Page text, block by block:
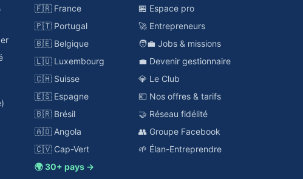
🇫🇷 France
🇵🇹 Portugal
🇧🇪 Belgique
🇱🇺 Luxembourg
🇨🇭 Suisse
🇪🇸 Espagne
🇧🇷 Brésil
🇦🇴 Angola
🇨🇻 Cap-Vert
🌍 30+ pays →
🏪 Espace pro
🚀 Entrepreneurs
🧑‍💼 Jobs & missions
💼 Devenir gestionnaire
💎 Le Club
💶 Nos offres & tarifs
🤝 Réseau fidélité
👥 Groupe Facebook
🌱 Élan-Entreprendre